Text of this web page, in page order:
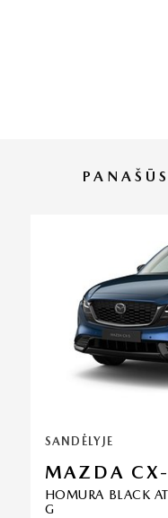
SANDĖLYJE
MAZDA
HOMURA BLACK
G